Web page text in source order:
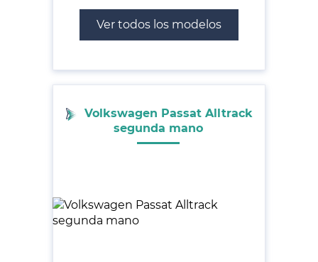
Ver todos los modelos
Volkswagen Passat Alltrack
segunda mano